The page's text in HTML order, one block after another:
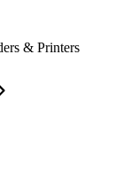
& Printers